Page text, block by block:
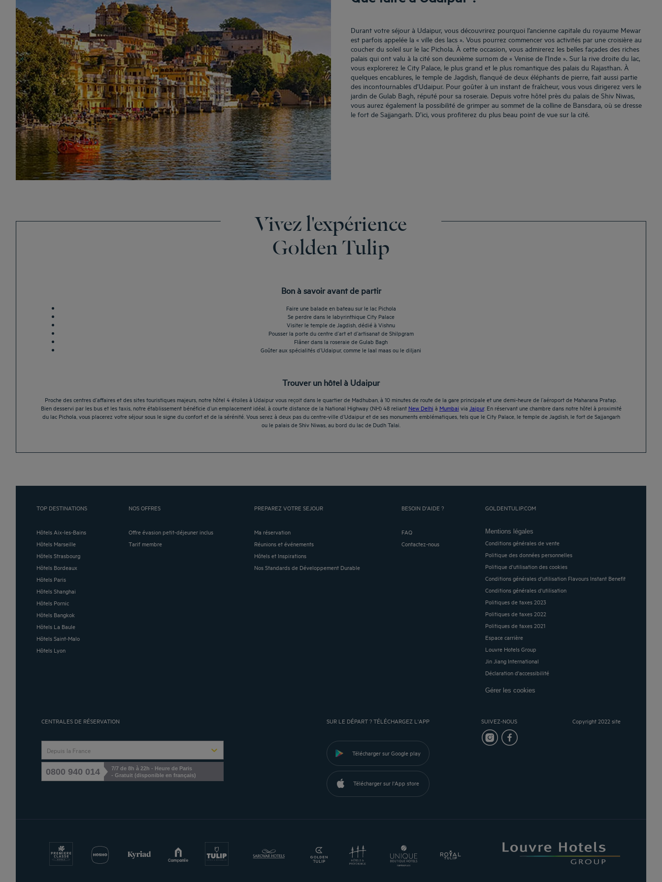
Durant votre séjour à Udaipur, vous découvrirez pourquoi l’ancienne capitale du royaume Mewar
est parfois appelée la « ville des lacs ». Vous pourrez commencer vos activités par une croisière au
coucher du soleil sur le lac Pichola. À cette occasion, vous admirerez les belles façades des riches
palais qui ont valu à la cité son deuxième surnom de « Venise de l’Inde ». Sur la rive droite du lac,
vous explorerez le City Palace, le plus grand et le plus romantique des palais du Rajasthan. À
quelques encablures, le temple de Jagdish, flanqué de deux éléphants de pierre, fait aussi partie
des incontournables d’Udaipur. Pour goûter à un instant de fraîcheur, vous vous dirigerez vers le
jardin de Gulab Bagh, réputé pour sa roseraie. Depuis votre hôtel près du palais de Shiv Niwas,
vous aurez également la possibilité de grimper au sommet de la colline de Bansdara, où se dresse
le fort de Sajjangarh. D’ici, vous profiterez du plus beau point de vue sur la cité.
Vivez l'expérience
Golden Tulip
Bon à savoir avant de partir
Faire une balade en bateau sur le lac Pichola
Se perdre dans le labyrinthique City Palace
Visiter le temple de Jagdish, dédié à Vishnu
Pousser la porte du centre d’art et d’artisanat de Shilpgram
Flâner dans la roseraie de Gulab Bagh
Goûter aux spécialités d’Udaipur, comme le laal maas ou le diljani
Trouver un hôtel à Udaipur
Proche des centres d’affaires et des sites touristiques majeurs, notre hôtel 4 étoiles à Udaipur vous reçoit dans le quartier de Madhuban, à 10 minutes de route de la gare principale et une demi-heure de l’aéroport de Maharana Pratap.
Bien desservi par les bus et les taxis, notre établissement bénéficie d’un emplacement idéal, à courte distance de la National Highway (NH) 48 reliant New Delhi à Mumbai via Jaipur. En réservant une chambre dans notre hôtel à proximité
du lac Pichola, vous placerez votre séjour sous le signe du confort et de la sérénité. Vous serez à deux pas du centre-ville d’Udaipur et de ses monuments emblématiques, tels que le City Palace, le temple de Jagdish, le fort de Sajjangarh
ou le palais de Shiv Niwas, au bord du lac de Dudh Talai.
TOP DESTINATIONS
Hôtels Aix-les-Bains
Hôtels Marseille
Hôtels Strasbourg
Hôtels Bordeaux
Hôtels Paris
Hôtels Shanghai
Hôtels Pornic
Hôtels Bangkok
Hôtels La Baule
Hôtels Saint-Malo
Hôtels Lyon
NOS OFFRES
Offre évasion petit-déjeuner inclus
Tarif membre
PREPAREZ VOTRE SEJOUR
Ma réservation
Réunions et événements
Hôtels et Inspirations
Nos Standards de Développement Durable
BESOIN D'AIDE ?
FAQ
Contactez-nous
GOLDENTULIP.COM
Mentions légales
Conditions générales de vente
Politique des données personnelles
Politique d'utilisation des cookies
Conditions générales d'utilisation Flavours Instant Benefit
Conditions générales d'utilisation
Politiques de taxes 2023
Politiques de taxes 2022
Politiques de taxes 2021
Espace carrière
Louvre Hotels Group
Jin Jiang International
Déclaration d'accessibilité
Gérer les cookies
CENTRALES DE RÉSERVATION
Depuis la France
0800 940 014
7/7 de 8h à 22h - Heure de Paris
- Gratuit (disponible en français)
SUR LE DÉPART ? TÉLÉCHARGEZ L'APP
Télécharger sur Google play
Télécharger sur l'App store
SUIVEZ-NOUS Copyright 2022 site